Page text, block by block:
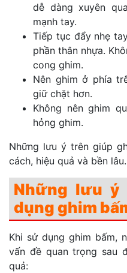
dễ dàng xuyên
mạnh tay.
Tiếp tục đẩy nhẹ
phần thân nhựa.
cong ghim.
Nên ghim ở phía
giữ chặt hơn.
Không nên ghim
hỏng ghim.
Những lưu ý trên giúp
cách, hiệu quả và bền lâu.
Những lưu ý
dụng ghim
Khi sử dụng ghim bấm,
vấn đề quan trọng sau
quả: